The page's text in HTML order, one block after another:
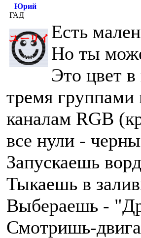
Юрий
ГАД
Есть
Но ты
Это цвет
тремя
каналам RGB
все нули -
Запускаешь
Тыкаешь в
Выбераешь -
Смотришь-